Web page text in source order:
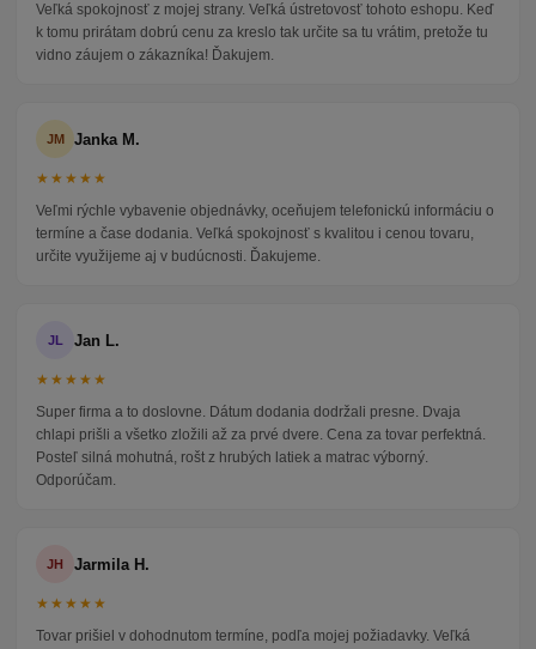
Veľká spokojnosť z mojej strany. Veľká ústretovosť tohoto eshopu. Keď
k tomu prirátam dobrú cenu za kreslo tak určite sa tu vrátim, pretože tu
vidno záujem o zákazníka! Ďakujem.
JM Janka M.
★★★★★
Veľmi rýchle vybavenie objednávky, oceňujem telefonickú informáciu o
termíne a čase dodania. Veľká spokojnosť s kvalitou i cenou tovaru,
určite využijeme aj v budúcnosti. Ďakujeme.
JL Jan L.
★★★★★
Super firma a to doslovne. Dátum dodania dodržali presne. Dvaja
chlapi prišli a všetko zložili až za prvé dvere. Cena za tovar perfektná.
Posteľ silná mohutná, rošt z hrubých latiek a matrac výborný.
Odporúčam.
JH Jarmila H.
★★★★★
Tovar prišiel v dohodnutom termíne, podľa mojej požiadavky. Veľká